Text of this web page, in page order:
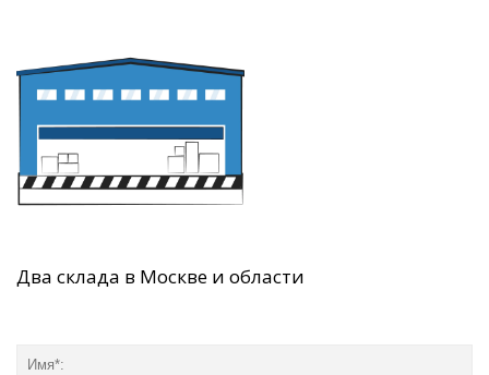
Два склада в Москве и области